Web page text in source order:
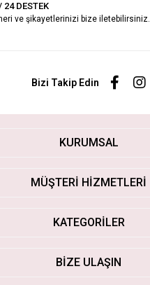
24 DESTEK
ve şikayetlerinizi bize iletebilirsiniz.
Bizi Takip Edin
KURUMSAL
MÜŞTERİ HİZMETLERİ
KATEGORİLER
BİZE ULAŞIN